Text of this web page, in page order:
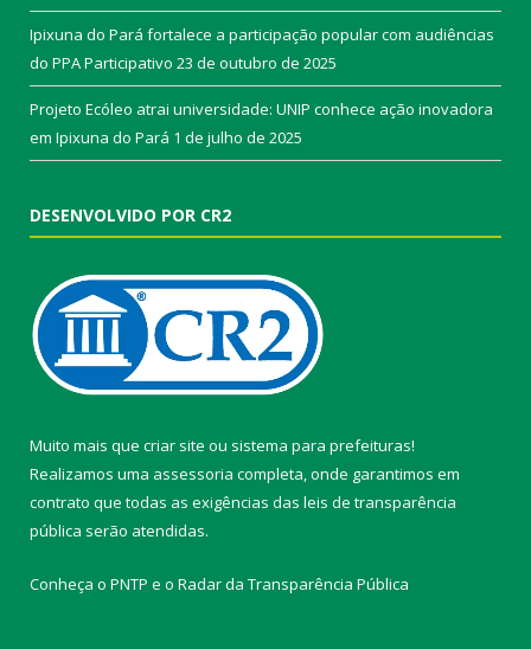
Ipixuna do Pará fortalece a participação popular com audiências
do PPA Participativo 23 de outubro de 2025
Projeto Ecóleo atrai universidade: UNIP conhece ação inovadora
em Ipixuna do Pará 1 de julho de 2025
DESENVOLVIDO POR CR2
Muito mais que criar site ou sistema para prefeituras!
Realizamos uma assessoria completa, onde garantimos em
contrato que todas as exigências das leis de transparência
pública serão atendidas.
Conheça o PNTP e o Radar da Transparência Pública